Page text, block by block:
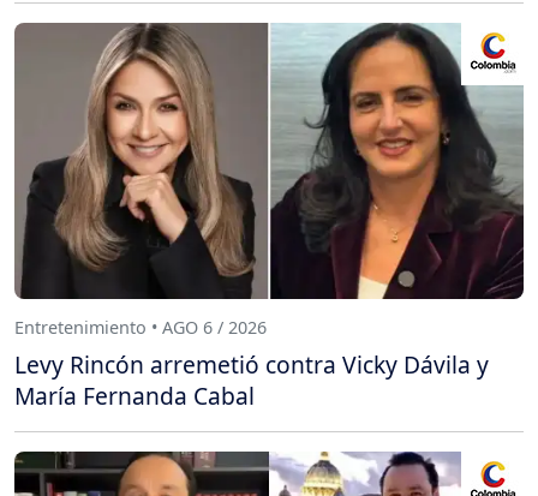
Entretenimiento • AGO 6 / 2026
Levy Rincón arremetió contra Vicky Dávila y
María Fernanda Cabal